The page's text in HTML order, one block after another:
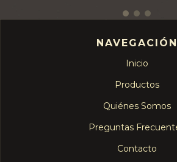
NAVEGACIÓN
Inicio
Productos
Quiénes Somos
Preguntas
Contacto